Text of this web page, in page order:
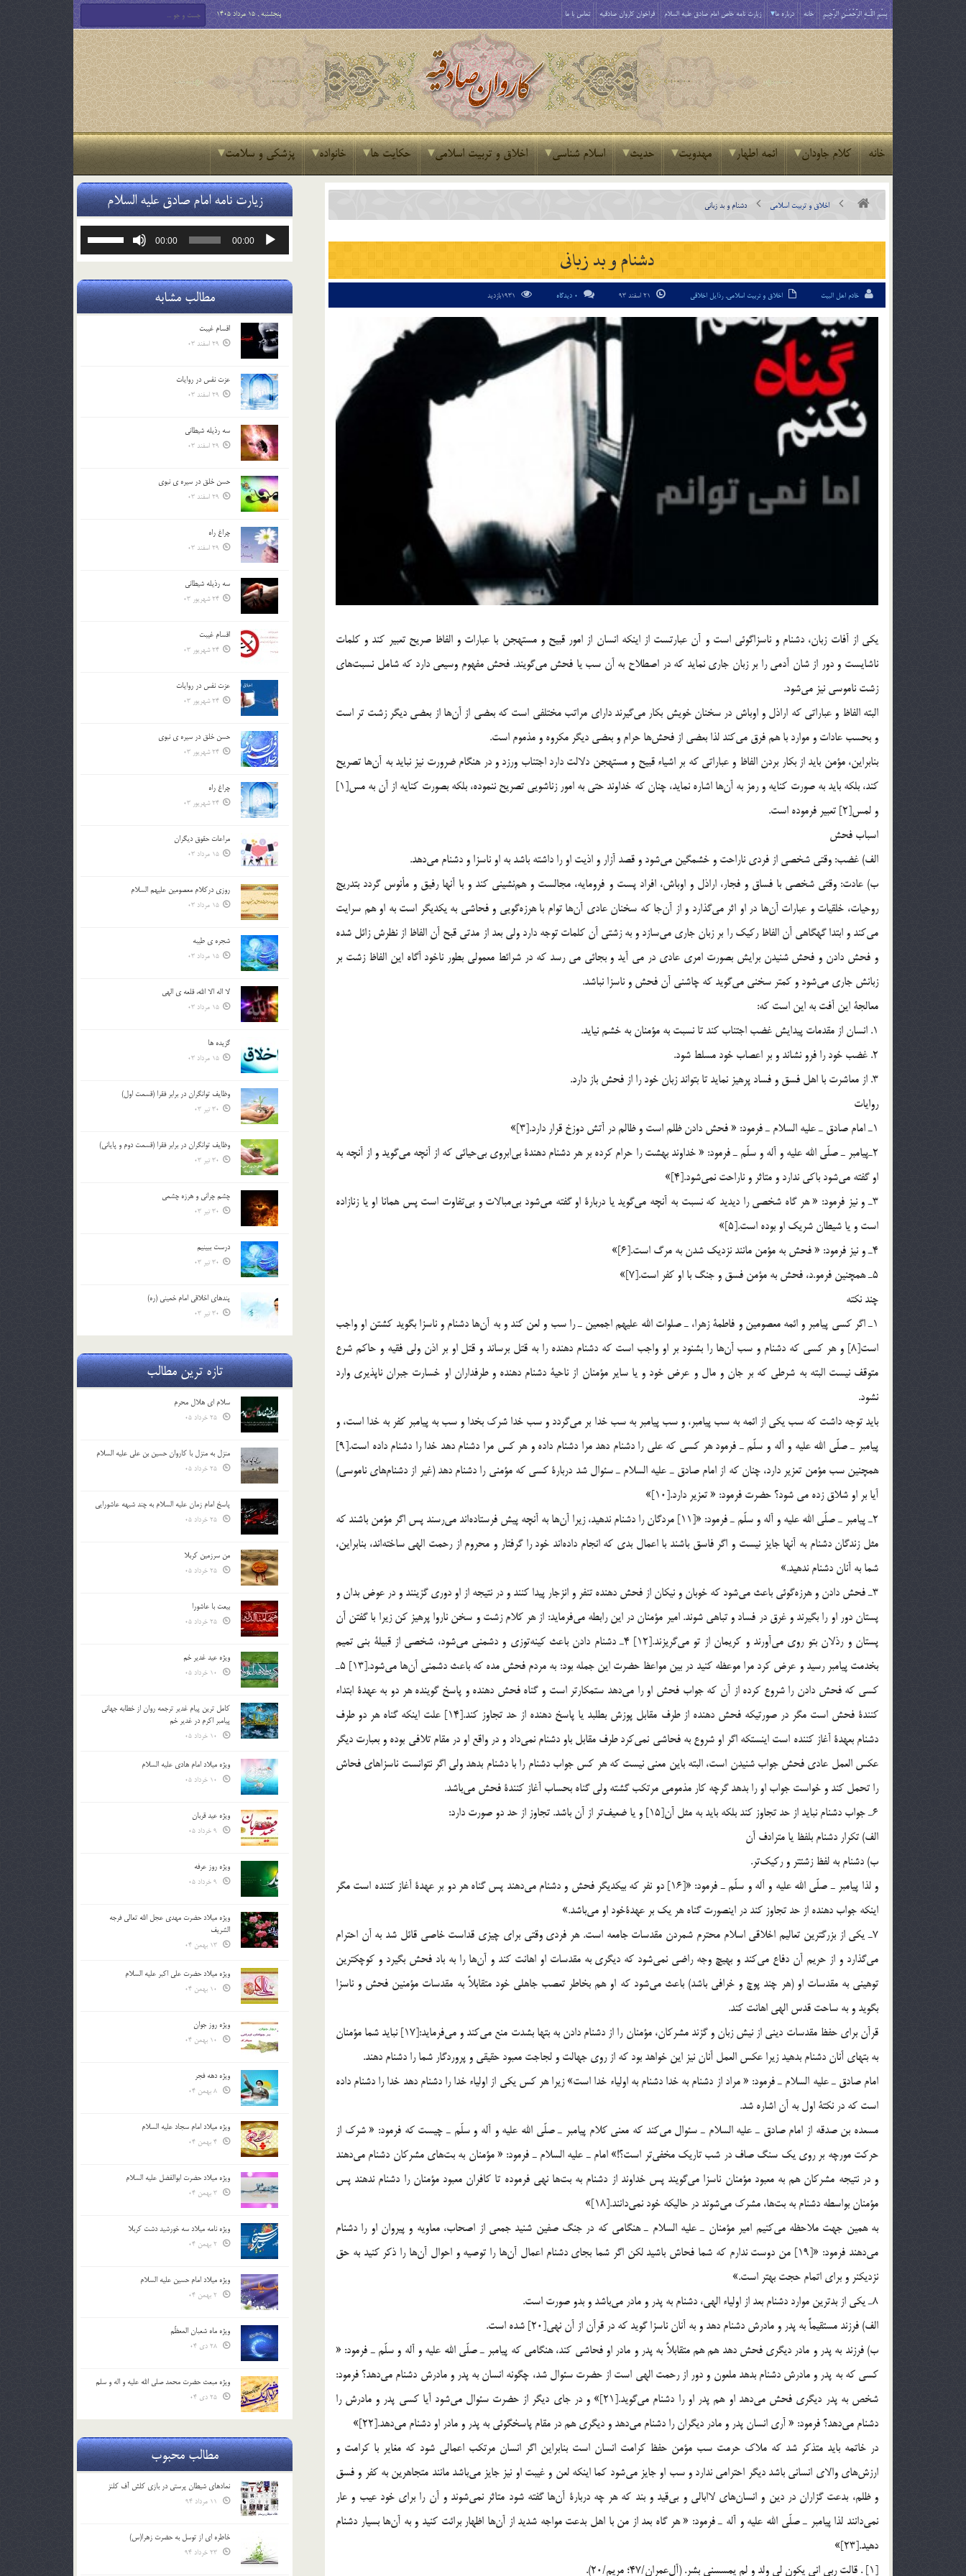
بِسْمِ اللَّـهِ الرَّحْمَـٰنِ الرَّحِيمِ خانه درباره ما زیارت نامه خاص امام صادق علیه السلام فراخوان کاروان صادقیه تماس با ما پنجشنبه , 15 مرداد 1405
خانه کلام جاودان ائمه اطهار مهدویت حدیث اسلام شناسی اخلاق و تربیت اسلامی حکایت ها خانواده پزشکی و سلامت
اخلاق و تربیت اسلامی دشنام و بد زبانی
دشنام و بد زبانی
خادم اهل البیت اخلاق و تربیت اسلامی,رذایل اخلاقی 0 دیدگاه
يكي از آفات زبان، دشنام و ناسزاگوئي است و آن عبارتست از اينكه انسان از امور قبيح و مستهجن با عبارات و الفاظ صريح تعبير كند و كلمات
ناشايست و دور از شان آدمي را بر زبان جاري نمايد كه در اصطلاح به آن سب يا فحش مي‌گويند. فحش مفهوم وسيعي دارد كه شامل نسبت‌هاي
زشت ناموسي نيز مي‌شود.
البته الفاظ و عباراتي كه اراذل و اوباش در سخنان خويش بكار مي‌گيرند داراي مراتب مختلفي است كه بعضي از آن‌ها از بعضي ديگر زشت تر است
و بحسب عادات و موارد با هم فرق مي‌كند لذا بعضي از فحش‌ها حرام و بعضي ديگر مكروه و مذموم است.
بنابراين، مؤمن بايد از بكار بردن الفاظ و عباراتي كه بر اشياء قبيح و مستهجن دلالت دارد اجتناب ورزد و در هنگام ضرورت نيز نبايد به آن‌ها تصريح
كند، بلكه بايد به صورت كنايه و رمز به آن‌ها اشاره نمايد، چنان كه خداوند حتي به امور زناشويي تصريح ننموده، بلكه بصورت كنايه از آن به مس[1]
و لمس[2] تعبير فرموده است.
اسباب فحش
الف) غضب: وقتي شخصي از فردي ناراحت و خشمگين مي‌شود و قصد آزار و اذيت او را داشته باشد به او ناسزا و دشنام مي‌دهد.
ب) عادت: وقتي شخصي با فساق و فجار،‌ اراذل و اوباش، افراد پست و فرومايه، مجالست و هم‌نشيني كند و با آنها رفيق و مأنوس گردد بتدريج
روحيات، خلقيات و عبارات آن‌ها در او اثر مي‌گذارد و از آن‌جا كه سخنان عادي آن‌ها توام با هرزه‌گويي و فحاشي به يكديگر است به او هم سرايت
مي‌كند و ابتدا گهگاهي آن الفاظ ركيك را بر زبان جاري مي‌سازد و به زشتي آن كلمات توجه دارد ولي بعد از مدتي قبح آن الفاظ از نظرش زائل شده
و فحش دادن و فحش شنيدن برايش بصورت امري عادي در مي آيد و بجائي مي رسد كه در شرائط معمولي بطور ناخود‌ آگاه اين الفاظ زشت بر
زبانش جاري مي‌شود و كمتر سخني مي‌گويد كه چاشني آن فحش و ناسزا نباشد.
معالجة اين آفت به اين است كه:
1. انسان از مقدمات پيدايش غضب اجتناب كند تا نسبت به مؤمنان به خشم نيايد.
2. غضب خود را فرو نشاند و بر اعصاب خود مسلط شود.
3. از معاشرت با اهل فسق و فساد پرهيز نمايد تا بتواند زبان خود را از فحش باز دارد.
روايات
1ـ امام صادق ـ عليه السلام ـ فرمود: « فحش دادن ظلم است و ظالم در آتش دوزخ قرار دارد.[3]»
2ـ‌پيامبر ـ صلّي الله عليه و آله و سلّم ـ فرمود: « خداوند بهشت را حرام كرده بر هر دشنام دهندة بي‌ابروي بي‌حيائي كه از آنچه مي‌گويد و از آنچه به
او گفته مي‌شود باكي ندارد و متاثر و ناراحت نمي‌شود.[4]»
3ـ و نيز فرمود: « هر گاه شخصي را ديديد كه نسبت به آنچه مي‌گويد يا دربارة او گفته مي‌شود بي‌مبالات و بي‌تفاوت است پس همانا او يا زنازاده
است و يا شيطان شريك او بوده است.[5]»
4ـ و نيز فرمود: « فحش به مؤمن مانند نزديك شدن به مرگ است.[6]»
5ـ همچنين فرمو.د، فحش به مؤمن فسق و جنگ با او كفر است.[7]»
چند نكته
1ـ اگر كسي پيامبر و ائمه معصومين و فاطمة زهرا، ـ صلوات الله عليهم اجمعين ـ را سب و لعن كند و به آن‌ها دشنام و ناسزا بگويد كشتن او واجب
است[8] و هر كسي كه دشنام و سب آن‌ها را بشنود بر او واجب است كه دشنام دهنده را به قتل برساند و قتل او بر اذن ولي فقيه و حاكم شرع
متوقف نيست البته به شرطي كه بر جان و مال و عرض خود و يا ساير مؤمنان از ناحية‌ دشنام دهنده و طرفداران او خسارت جبران ناپذيري وارد
نشود.
بايد توجه داشت كه سب يكي از ائمه به سب پيامبر، و سب پيامبر به سب خدا بر مي‌گردد و سب خدا شرك بخدا و سب به پيامبر كفر به خدا است، و
پيامبر ـ صلّي الله عليه و آله و سلّم ـ فرمود هر كسي كه علي را دشنام دهد مرا دشنام داده و هر كس مرا دشنام دهد خدا را دشنام داده است.[9]
همچنين سب مؤمن تعزير دارد، چنان كه از امام صادق ـ عليه السلام ـ سئوال شد دربارة كسي كه مؤمني را دشنام دهد (غير از دشنام‌هاي ناموسي)
آيا بر او شلاق زده مي شود؟ حضرت فرمود: « تعزير دارد.[10]»
2ـ‌ پيامبر ـ صلّي الله عليه و آله و سلّم ـ فرمود: «[11] مردگان را دشنام ندهيد، زيرا آن‌ها به آنچه پيش فرستاده‌اند مي‌رسند پس اگر مؤمن باشند كه
مثل زندگان دشنام به آنها جايز نيست و اگر فاسق باشند با اعمال بدي كه انجام داده‌اند خود را گرفتار و محروم از رحمت الهي ساخته‌اند، بنابراين،
شما به آنان دشنام ندهيد.»
3ـ فحش دادن و هرزه‌گوئي باعث مي‌شود كه خوبان و نيكان از فحش دهنده تنفر و انزجار پيدا كنند و در نتيجه از او دوري گزينند و در عوض بدان و
پستان دور او را بگيرند و غرق در فساد و تباهي شوند. امير مؤمنان در اين رابطه مي‌فرمايد: از هر كلام زشت و سخن ناروا پرهيز كن زيرا با گفتن آن
پستان و رذلان بتو روي مي‌آورند و كريمان از تو مي‌گريزند.[12] 4ـ‌ دشنام دادن باعث كينه‌توزي و دشمني مي‌شود، شخصي از قبيلة بني تميم
بخدمت پيامبر رسيد و عرض كرد مرا موعظه كنيد در بين مواعظ حضرت اين جمله بود: به مردم فحش مده كه باعث دشمني آن‌ها مي‌شود.[13] 5ـ
كسي كه فحش دادن را شروع كرده از آن كه جواب فحش او را مي‌دهد ستمكارتر است و گناه فحش دهنده و پاسخ گوينده هر دو به عهدة‌ ابتداء
كنندة فحش است مگر در صورتيكه فحش دهنده از طرف مقابل پوزش بطلبد يا پاسخ دهنده از حد تجاوز كند.[14] علت اينكه گناه هر دو طرف
دشنام بعهدة آغاز كننده است اينستكه اگر او شروع به فحاشي نمي‌كرد طرف مقابل باو دشنام نمي‌داد و در واقع او در مقام تلافي بوده و بعبارت ديگر
عكس العمل عادي فحش جواب شنيدن است،‌ البته باين معني نيست كه هر كس جواب دشنام را با دشنام بدهد ولي اگر نتوانست ناسزا‌هاي فحاش
را تحمل كند و خواست جواب او را بدهد گرچه كار مذمومي مرتكب گشته ولي گناه بحساب آغاز كنندة‌ فحش مي‌باشد.
6ـ‌ جواب دشنام نبايد از حد تجاوز كند بلكه بايد به مثل آن[15] و يا ضعيف‌تر از آن باشد. تجاوز از حد دو صورت دارد:
الف) تكرار دشنام بلفظ يا مترادف آن
ب) دشنام به لفظ زشتتر و ركيك‌تر.
و لذا پيامبر ـ صلّي الله عليه و آله و سلّم ـ فرمود: «[16] دو نفر كه بيكديگر فحش و دشنام مي‌دهند پس گناه هر دو بر عهدة آغاز كننده است مگر
اينكه جواب دهنده از حد تجاوز كند در اينصورت گناه هر يك بر عهدة‌خود او مي‌باشد.»
7ـ يكي از بزرگترين تعاليم اخلاقي اسلام محترم شمردن مقدسات جامعه است. هر فردي وقتي براي چيزي قداست خاصي قائل شد به آن احترام
مي‌گذارد و از حريم آن دفاع مي‌كند و بهيچ وجه راضي نمي‌شود كه ديگري به مقدسات او اهانت كند و آن‌ها را به باد فحش بگيرد و كوچكترين
توهيني به مقدسات او (هر چند پوچ و خرافي باشد) باعث مي‌شود كه او هم بخاطر تعصب جاهلي خود متقابلاً به مقدسات مؤمنين فحش و ناسزا
بگويد و به ساحت قدس الهي اهانت كند.
قرآن براي حفظ مقدسات ديني از نيش زبان و گزند مشركان،‌ مؤمنان را از دشنام دادن به بتها بشدت منع مي‌كند و مي‌فرمايد:[17] نبايد شما مؤمنان
به بتهاي آنان دشنام بدهيد زيرا عكس العمل آنان نيز اين خواهد بود كه از روي جهالت و لجاجت معبود حقيقي و پروردگار شما را دشنام دهند.
امام صادق ـ عليه السلام ـ فرمود: « مراد از دشنام به خدا دشنام به اولياء خدا است» زيرا هر كس يكي از اولياء‌ خدا را دشنام دهد خدا را دشنام داده
است كه در نكتة‌ اول به آن اشاره شد.
مسعده بن صدقه از امام صادق ـ عليه السلام ـ سئوال مي‌كند كه معني كلام پيامبر ـ صلّي الله عليه و آله و سلّم ـ چيست كه فرمود: « شرك از
حركت مورچه بر روي يك سنگ صاف در شب تاريك مخفي‌تر است؟!» امام ـ عليه السلام ـ فرمود: « مؤمنان به بت‌هاي مشركان دشنام مي‌دهند
و در نتيجه مشركان هم به معبود مؤمنان ناسزا مي‌گويند پس خداوند از دشنام به بت‌ها نهي فرموده تا كافران معبود مؤمنان را دشنام ندهند پس
مؤمنان بواسطه دشنام به بت‌ها، مشرك مي‌شوند در حاليكه خود نمي‌دانند.[18]»
به همين جهت ملاحظه مي‌كنيم امير مؤمنان ـ عليه السلام ـ هنگامي كه در جنگ صفين شنيد جمعي از اصحاب، معاويه و پيروان او را دشنام
مي‌دهند فرمود: «[19] من دوست ندارم كه شما فحاش باشيد لكن اگر شما بجاي دشنام اعمال آن‌ها را توصيه و احوال آن‌ها را ذكر كنيد به حق
نزديكنر و براي اتمام حجت بهتر است.»
8ـ يكي از بدترين موارد دشنام بعد از اولياء الهي، دشنام به پدر و مادر مي‌باشد و بدو صورت است.
الف) فرزند مستقيماً به پدر و مادرش دشنام دهد و به آنان ناسزا گويد كه در قرآن از آن نهي[20] شده است.
ب) فرزند به پدر و مادر ديگري فحش دهد هم هم متقابلاً به پدر و مادر او فحاشي كند، هنگامي كه پيامبر ـ صلّي الله عليه و آله و سلّم ـ فرمود: «
كسي كه به پدر و مادرش دشنام بدهد ملعون و دور از رحمت الهي است از حضرت سئوال شد، ‌چگونه انسان به پدر و مادرش دشنام مي‌دهد؟‌ فرمود:
شخص به پدر ديگري فحش مي‌دهد او هم پدر او را دشنام مي‌گويد.[21]» و در جاي ديگر از حضرت سئوال مي‌شود آيا كسي پدر و مادرش را
دشنام مي‌دهد؟ فرمود: « آري انسان پدر و مادر ديگران را دشنام مي‌دهد و ديگري هم در مقام پاسخگوئي به پدر و مادر او دشنام مي‌دهد.[22]»
در خاتمه بايد متذكر شد كه ملاك حرمت سب مؤمن حفظ كرامت انسان است بنابراين اگر انسان مرتكب اعمالي شود كه مغاير با كرامت و
ارزش‌هاي والاي انساني باشد ديگر احترامي ندارد و سب او جايز مي‌شود كما اينكه لعن و غيبت او نيز جايز مي‌باشد مانند متجاهرين به كفر و فسق
و ظلم، بدعت گزاران در دين و انسان‌هاي لاابالي و بي‌قيد و بند كه هر چه دربارة آن‌ها گفته شود متاثر نمي‌شوند و آن را براي خود عيب و عار
نمي‌دانند لذا پيامبر ـ صلّي الله عليه و آله ـ فرمود: « هر گاه بعد از من با اهل بدعت مواجه شديد از آن‌ها اظهار برائت كنيد و به آن‌ها بسيار دشنام
دهيد.[23]»
[1] . قالت ربي اني يكون لي ولد و لم يمسسني بشر. (آل‌عمران/47؛ مريم/20).
زیارت نامه امام صادق علیه السلام
پخش‌کننده
00:00
00:00
یا
صدا
کلیدهای
مطالب مشابه
اقسام غيبت
29 اسفند 03
عزت نفس در روايات
29 اسفند 03
سه رذیله شیطانی
29 اسفند 03
حسن خلق در سيره ي نبوي
29 اسفند 03
چراغ راه
29 اسفند 03
سه رذیله شیطانی
24 شهریور 03
اقسام غيبت
24 شهریور 03
عزت نفس در روايات
24 شهریور 03
حسن خلق در سيره ي نبوي
24 شهریور 03
چراغ راه
24 شهریور 03
مراعات حقوق ديگران
15 مرداد 03
روزي دركلام معصومين عليهم السلام
15 مرداد 03
شجره ي طيبه
15 مرداد 03
لا اله الا الله، قلعه ي الهي
15 مرداد 03
گزيده ها
15 مرداد 03
وظایف توانگران در برابر فقرا (قسمت اول)
30 تیر 03
وظایف توانگران در برابر فقرا (قسمت دوم و پایانی)
30 تیر 03
چشم ‏چرانى و هرزه‏ چشمى
30 تیر 03
درست ببينيم
30 تیر 03
پندهاي اخلاقي امام خميني (ره)
30 تیر 03
تازه ترین مطالب
سلام ای هلال محرم
منزل به منزل با کاروان حسین بن علی علیه السلام
پاسخ امام زمان علیه السلام به چند شبهه عاشورایی
من سرزمین کربلا
بیعت با عاشورا
ویژه عید غدیر خم
کامل ترین پیام غدیر ترجمه روان از خطابه جهانی
پیامبر اکرم در غدیر خم
ویژه میلاد امام هادی علیه السلام
ویژه عید قربان
ویژه روز عرفه
ویژه میلاد حضرت مهدی عجل الله تعالی فرجه
الشريف
ویژه میلاد حضرت علی اکبر علیه السلام
ویژه روز جوان
ویژه دهه فجر
ویژه میلاد امام سجاد علیه السلام
ویژه میلاد حضرت ابوالفضل علیه السلام
ویژه نامه میلاد سه خورشید دشت کربلا
ویژه میلاد امام حسین علیه السلام
ویژه ماه شعبان المعظّم
ویژه مبعث حضرت محمد صلی الله علیه و اله و سلم
مطالب محبوب
نمادهای شیطان پرستی در بازی کلش آف کلنز
خاطره ای از توسل به حضرت زهرا(س)